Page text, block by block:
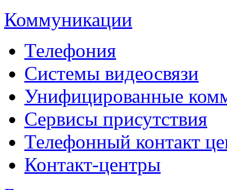
Коммуникации
Телефония
Системы видеосвязи
Унифицированные
Сервисы присутствия
Телефонный контакт
Контакт-центры